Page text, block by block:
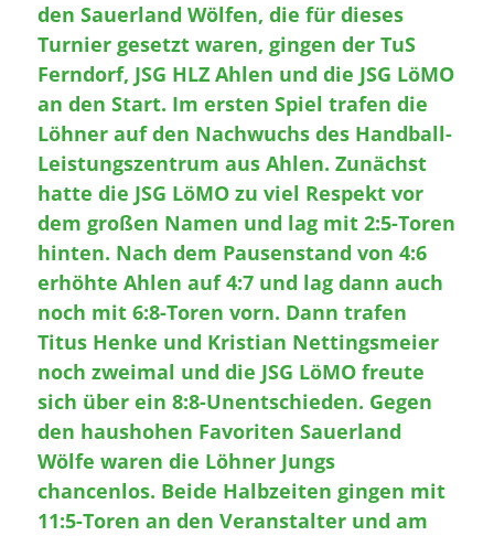
den Sauerland Wölfen, die für dieses
Turnier gesetzt waren, gingen der TuS
Ferndorf, JSG HLZ Ahlen und die JSG LöMO
an den Start. Im ersten Spiel trafen die
Löhner auf den Nachwuchs des Handball-
Leistungszentrum aus Ahlen. Zunächst
hatte die JSG LöMO zu viel Respekt vor
dem großen Namen und lag mit 2:5-Toren
hinten. Nach dem Pausenstand von 4:6
erhöhte Ahlen auf 4:7 und lag dann auch
noch mit 6:8-Toren vorn. Dann trafen
Titus Henke und Kristian Nettingsmeier
noch zweimal und die JSG LöMO freute
sich über ein 8:8-Unentschieden. Gegen
den haushohen Favoriten Sauerland
Wölfe waren die Löhner Jungs
chancenlos. Beide Halbzeiten gingen mit
11:5-Toren an den Veranstalter und am